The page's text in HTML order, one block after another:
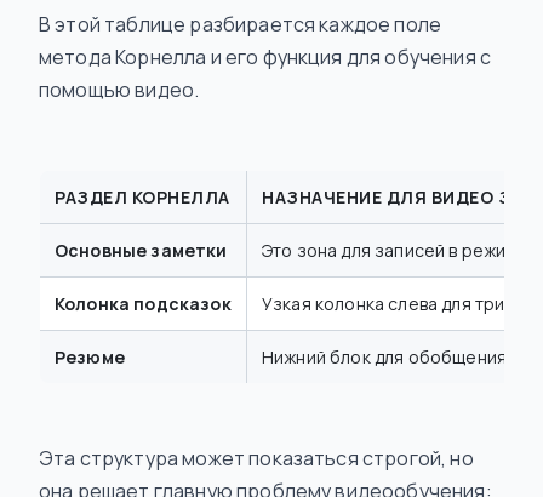
В этой таблице разбирается каждое поле
метода Корнелла и его функция для обучения с
помощью видео.
РАЗДЕЛ КОРНЕЛЛА НАЗНАЧЕНИЕ ДЛЯ ВИДЕО
Основные заметки Это зона для записей в режиме
Колонка подсказок Узкая колонка слева для
Резюме Нижний блок для обобщения.
Эта структура может показаться строгой, но
она решает главную проблему видеообучения: